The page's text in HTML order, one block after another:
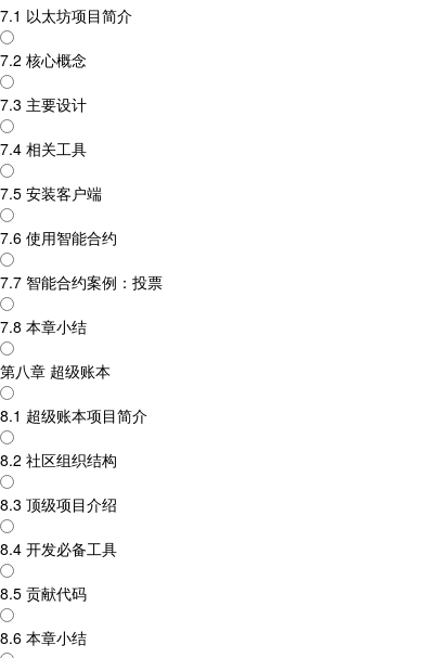
7.1 以太坊项目简介
7.2 核心概念
7.3 主要设计
7.4 相关工具
7.5 安装客户端
7.6 使用智能合约
7.7 智能合约案例：投票
7.8 本章小结
第八章 超级账本
8.1 超级账本项目简介
8.2 社区组织结构
8.3 顶级项目介绍
8.4 开发必备工具
8.5 贡献代码
8.6 本章小结